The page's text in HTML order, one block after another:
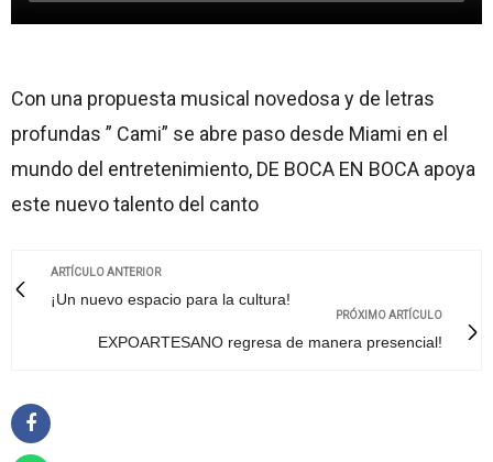
Con una propuesta musical novedosa y de letras
profundas ” Cami” se abre paso desde Miami en el
mundo del entretenimiento, DE BOCA EN BOCA apoya
este nuevo talento del canto
ARTÍCULO ANTERIOR
¡Un nuevo espacio para la cultura!
PRÓXIMO ARTÍCULO
EXPOARTESANO regresa de manera presencial!